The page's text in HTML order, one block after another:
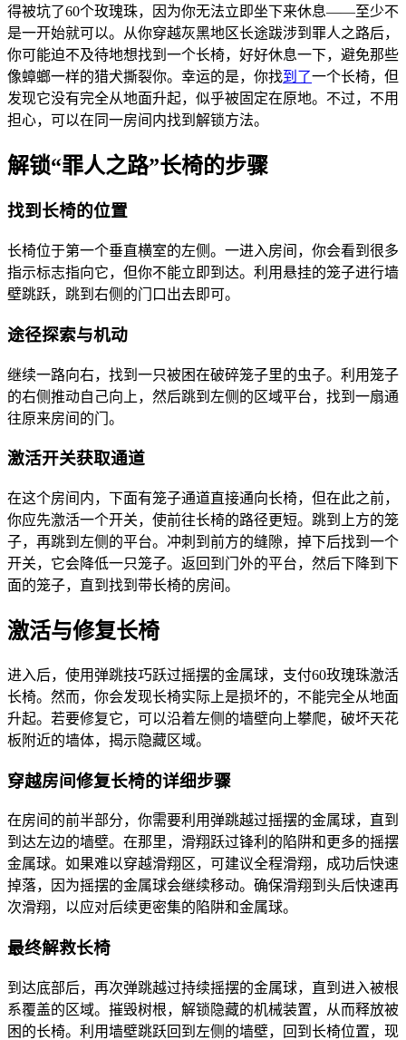
得被坑了60个玫瑰珠，因为你无法立即坐下来休息——至少不
是一开始就可以。从你穿越灰黑地区长途跋涉到罪人之路后，
你可能迫不及待地想找到一个长椅，好好休息一下，避免那些
像蟑螂一样的猎犬撕裂你。幸运的是，你找到了一个长椅，但
发现它没有完全从地面升起，似乎被固定在原地。不过，不用
担心，可以在同一房间内找到解锁方法。
解锁“罪人之路”长椅的步骤
找到长椅的位置
长椅位于第一个垂直横室的左侧。一进入房间，你会看到很多
指示标志指向它，但你不能立即到达。利用悬挂的笼子进行墙
壁跳跃，跳到右侧的门口出去即可。
途径探索与机动
继续一路向右，找到一只被困在破碎笼子里的虫子。利用笼子
的右侧推动自己向上，然后跳到左侧的区域平台，找到一扇通
往原来房间的门。
激活开关获取通道
在这个房间内，下面有笼子通道直接通向长椅，但在此之前，
你应先激活一个开关，使前往长椅的路径更短。跳到上方的笼
子，再跳到左侧的平台。冲刺到前方的缝隙，掉下后找到一个
开关，它会降低一只笼子。返回到门外的平台，然后下降到下
面的笼子，直到找到带长椅的房间。
激活与修复长椅
进入后，使用弹跳技巧跃过摇摆的金属球，支付60玫瑰珠激活
长椅。然而，你会发现长椅实际上是损坏的，不能完全从地面
升起。若要修复它，可以沿着左侧的墙壁向上攀爬，破坏天花
板附近的墙体，揭示隐藏区域。
穿越房间修复长椅的详细步骤
在房间的前半部分，你需要利用弹跳越过摇摆的金属球，直到
到达左边的墙壁。在那里，滑翔跃过锋利的陷阱和更多的摇摆
金属球。如果难以穿越滑翔区，可建议全程滑翔，成功后快速
掉落，因为摇摆的金属球会继续移动。确保滑翔到头后快速再
次滑翔，以应对后续更密集的陷阱和金属球。
最终解救长椅
到达底部后，再次弹跳越过持续摇摆的金属球，直到进入被根
系覆盖的区域。摧毁树根，解锁隐藏的机械装置，从而释放被
困的长椅。利用墙壁跳跃回到左侧的墙壁，回到长椅位置，现